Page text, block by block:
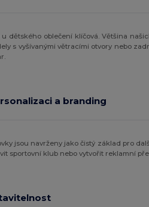
dětského oblečení klíčová. Většina
s vyšívanými větracími otvory nebo
a branding
jsou navrženy jako čistý základ pro
sportovní klub nebo vytvořit reklamní